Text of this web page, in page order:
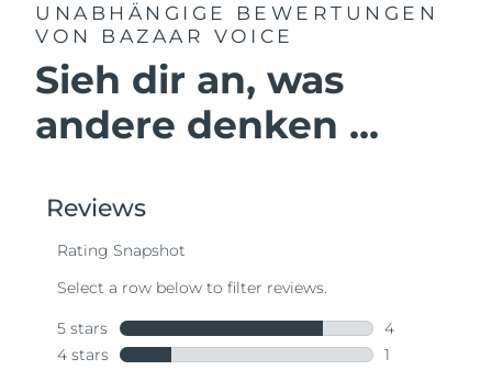
UNABHÄNGIGE BEWERTUNGEN
VON BAZAAR VOICE
Sieh dir an, was
andere denken ...